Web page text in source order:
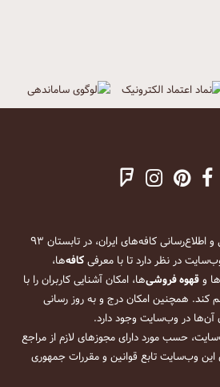
کافه‌یاب به عنوان مرجع معرفی و اطلاع‌رسانی کافه‌های ایران، در تابستان ۹۳
در نظر دارد تا با معرفیکافه‌ها،
‌ها وقهوه فروشی‌ها، امکان آشنایی کاربران را با
کند. همچنین امکان درج و به روز رسانی
آن‌ها در وب‌سایت وجود دارد.
حسب مورد دارای مجوزهای لازم از مراجع
وب‌سایت تابع قوانین و مقررات جمهوری